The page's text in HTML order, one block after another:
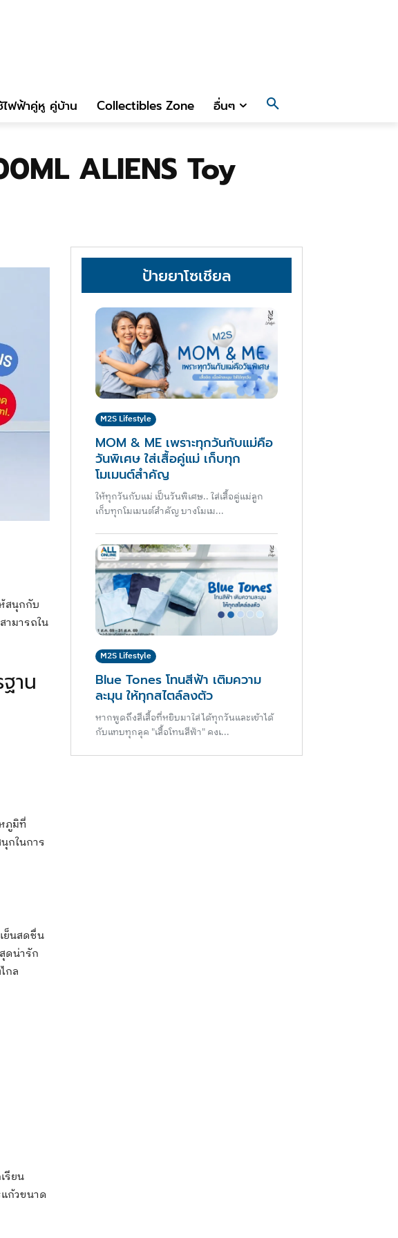
ไฟฟ้าคู่หู คู่บ้าน Collectibles Zone อื่นๆ
ALIENS Toy
สนุกกับ
มารถใน
าน
ภูมิที่
กในการ
ย็นสดชื่น
สุดน่ารัก
กล
รียน
ก้วขนาด
ป้ายยาโซเชียล
M2S Lifestyle
MOM & ME เพราะทุกวันกับแม่คือ
วันพิเศษ ใส่เสื้อคู่แม่ เก็บทุก
โมเมนต์สำคัญ
ให้ทุกวันกับแม่ เป็นวันพิเศษ.. ใส่เสื้อคู่แม่ลูก
เก็บทุกโมเมนต์สำคัญ บางโมเม...
M2S Lifestyle
Blue Tones โทนสีฟ้า เติมความ
ละมุน ให้ทุกสไตล์ลงตัว
หากพูดถึงสีเสื้อที่หยิบมาใส่ได้ทุกวันและเข้าได้
กับแทบทุกลุค "เสื้อโทนสีฟ้า" คงเ...